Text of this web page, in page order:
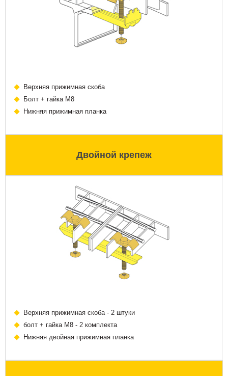
Верхняя прижимная скоба
Болт + гайка М8
Нижняя прижимная планка
Двойной крепеж
Верхняя прижимная скоба - 2 штуки
болт + гайка М8 - 2 комплекта
Нижняя двойная прижимная планка